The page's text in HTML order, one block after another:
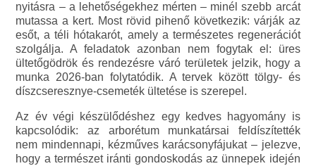
nyitásra – a lehetőségekhez mérten – minél szebb arcát
mutassa a kert. Most rövid pihenő következik: várják az
esőt, a téli hótakarót, amely a természetes regenerációt
szolgálja. A feladatok azonban nem fogytak el: üres
ültetőgödrök és rendezésre váró területek jelzik, hogy a
munka 2026-ban folytatódik. A tervek között tölgy- és
díszcseresznye-csemeték ültetése is szerepel.
Az év végi készülődéshez egy kedves hagyomány is
kapcsolódik: az arborétum munkatársai feldíszítették
nem mindennapi, kézműves karácsonyfájukat – jelezve,
hogy a természet iránti gondoskodás az ünnepek idején